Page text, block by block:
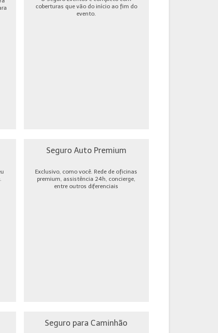
coberturas que vão do início ao fim do
evento.
Seguro Auto Premium
Exclusivo, como você. Rede de oficinas
premium, assistência 24h, concierge,
entre outros diferenciais
Seguro para Caminhão